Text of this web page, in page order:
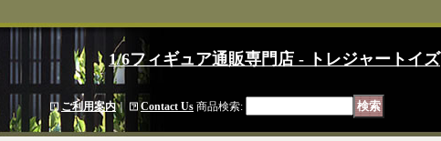
1/6フィギュア通販専門店 - トレジャートイズ
ご利用案内｜ Contact Us 商品検索: